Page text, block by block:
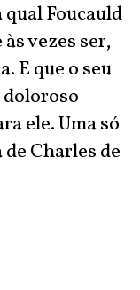
Foucauld
vezes ser,
E que o seu
ele. Uma só
Charles de